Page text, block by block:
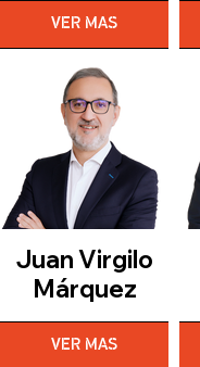
VER MAS
Juan Virgilo
Márquez
VER MAS